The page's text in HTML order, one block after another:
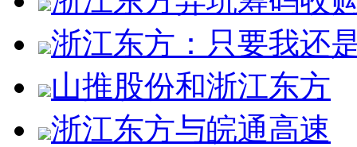
浙江东方：只要我还
山推股份和浙江东方
浙江东方与皖通高速